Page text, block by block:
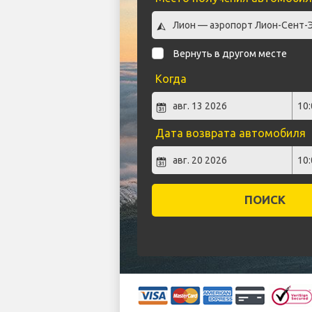
Вернуть в другом месте
Когда
Дата возврата автомобиля
ПОИСК